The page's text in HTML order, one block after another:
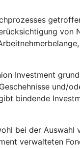
Investment
und/
bindende
bei der Auswahl
verwalteten